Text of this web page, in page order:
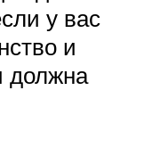
у вас
и
должна